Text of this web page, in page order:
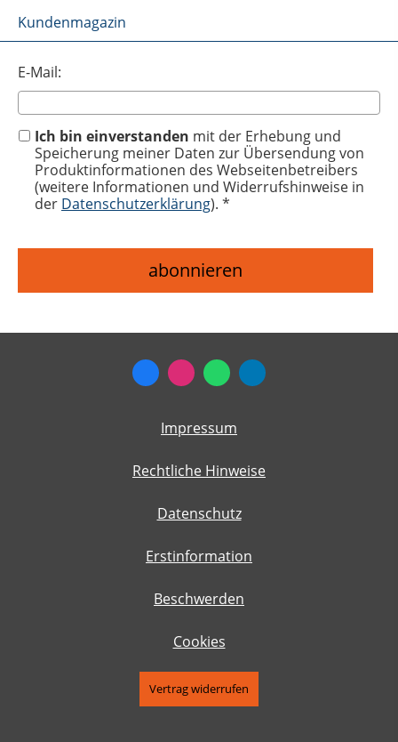
Kundenmagazin
E-Mail:
Ich bin einverstanden mit der Erhebung und
Speicherung meiner Daten zur Übersendung von
Produktinformationen des Webseitenbetreibers
(weitere Informationen und Widerrufshinweise in
der Datenschutzerklärung). *
Impressum
Rechtliche Hinweise
Datenschutz
Erstinformation
Beschwerden
Cookies
Vertrag widerrufen